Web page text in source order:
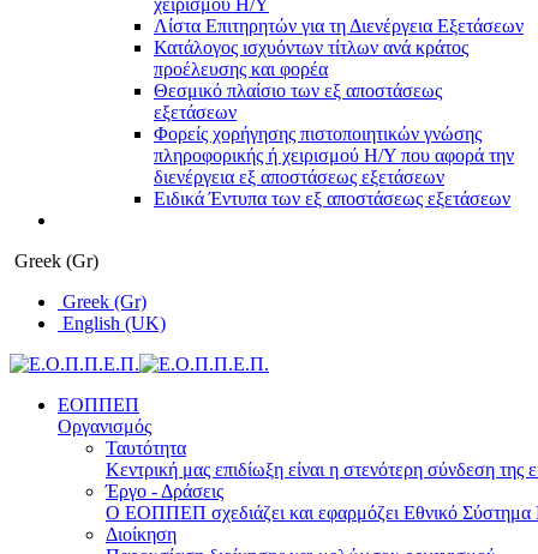
χειρισμού Η/Υ
Λίστα Επιτηρητών για τη Διενέργεια Εξετάσεων
Κατάλογος ισχυόντων τίτλων ανά κράτος
προέλευσης και φορέα
Θεσμικό πλαίσιο των εξ αποστάσεως
εξετάσεων
Φορείς χορήγησης πιστοποιητικών γνώσης
πληροφορικής ή χειρισμού Η/Υ που αφορά την
διενέργεια εξ αποστάσεως εξετάσεων
Ειδικά Έντυπα των εξ αποστάσεως εξετάσεων
Greek (Gr)
Greek (Gr)
English (UK)
ΕΟΠΠΕΠ
Οργανισμός
Ταυτότητα
Κεντρική μας επιδίωξη είναι η στενότερη σύνδεση της
Έργο - Δράσεις
Ο ΕΟΠΠΕΠ σχεδιάζει και εφαρμόζει Eθνικό Σύστημα
Διοίκηση